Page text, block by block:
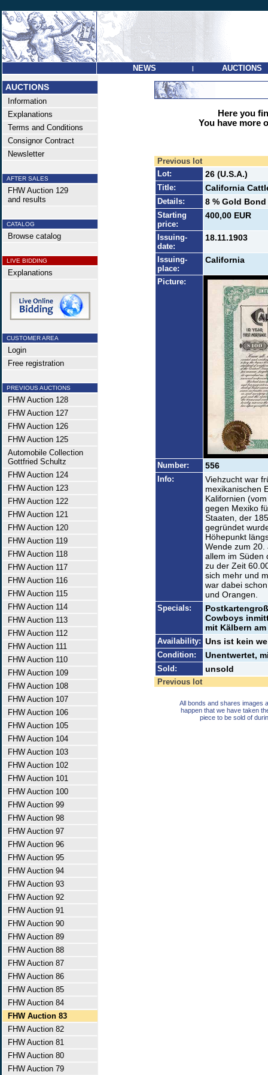
NEWS | AUCTIONS
AUCTIONS
Information
Explanations
Terms and Conditions
Consignor Contract
Newsletter
AFTER SALES
FHW Auction 129
and results
CATALOG
Browse catalog
LIVE BIDDING
Explanations
CUSTOMER AREA
Login
Free registration
PREVIOUS AUCTIONS
FHW Auction 128
FHW Auction 127
FHW Auction 126
FHW Auction 125
Automobile Collection
Gottfried Schultz
FHW Auction 124
FHW Auction 123
FHW Auction 122
FHW Auction 121
FHW Auction 120
FHW Auction 119
FHW Auction 118
FHW Auction 117
FHW Auction 116
FHW Auction 115
FHW Auction 114
FHW Auction 113
FHW Auction 112
FHW Auction 111
FHW Auction 110
FHW Auction 109
FHW Auction 108
FHW Auction 107
FHW Auction 106
FHW Auction 105
FHW Auction 104
FHW Auction 103
FHW Auction 102
FHW Auction 101
FHW Auction 100
FHW Auction 99
FHW Auction 98
FHW Auction 97
FHW Auction 96
FHW Auction 95
FHW Auction 94
FHW Auction 93
FHW Auction 92
FHW Auction 91
FHW Auction 90
FHW Auction 89
FHW Auction 88
FHW Auction 87
FHW Auction 86
FHW Auction 85
FHW Auction 84
FHW Auction 83
FHW Auction 82
FHW Auction 81
FHW Auction 80
FHW Auction 79
Here you
You have more
Previous lot
Lot:
26 (U.S.A.)
Title: California
Details: 8 % Gold Bond
Starting
price:
400,00 EUR
Issuing-
date:
18.11.1903
Issuing-
place:
California
Picture:
Number: 556
Info:
Viehzucht war
mexikanischen
Kalifornien
gegen Mexiko
Staaten, der
gegründet
Höhepunkt
Wende zum
allem im Süden
zu der Zeit
sich mehr und
war dabei
und Orangen.
Specials:
Cowboys
mit Kälbern
Availability: Uns ist kein
Condition: Unentwertet,
Sold: unsold
Previous lot
All bonds and shares images
happen that we have taken
piece to be sold of